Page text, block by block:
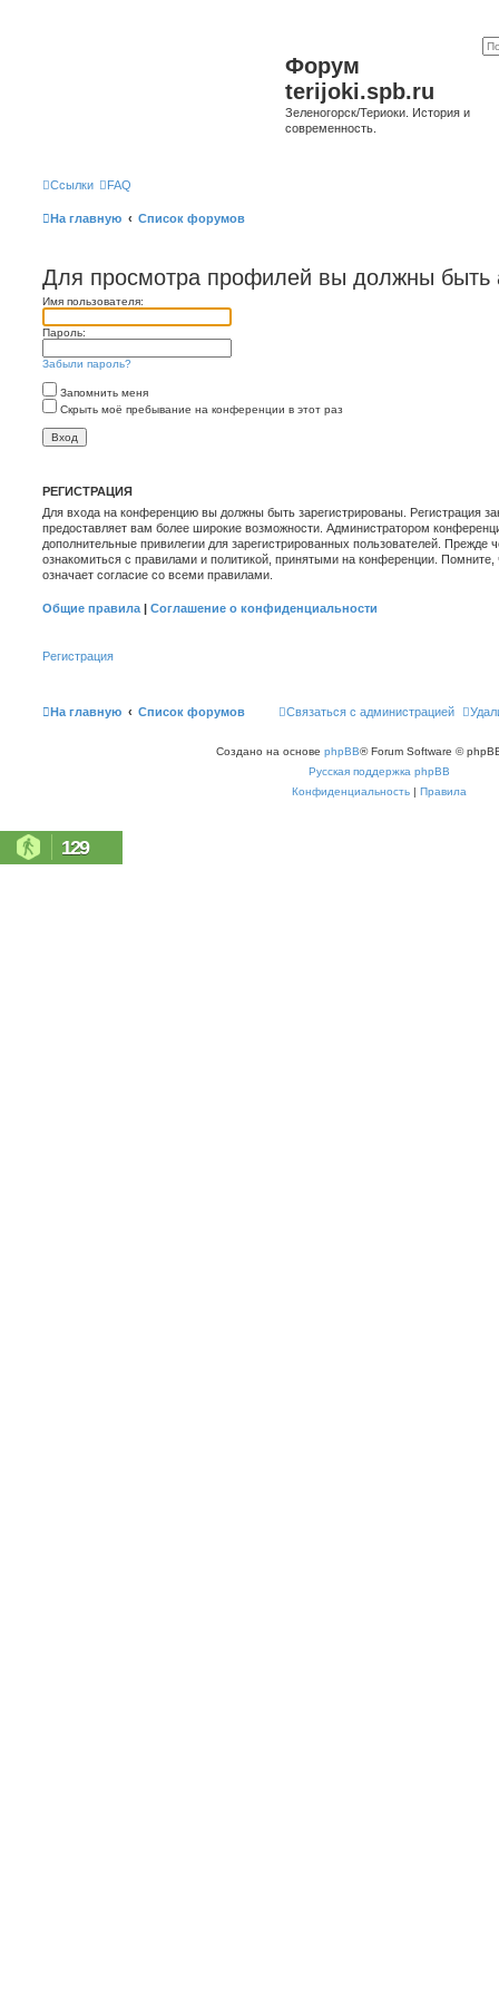
Форум
terijoki.spb.ru
Зеленогорск/Териоки. История и
современность.
Ссылки FAQ
На главную Список форумов
Для просмотра профилей вы должны быть
Имя пользователя:
Пароль:
Забыли пароль?
Запомнить меня
Скрыть моё пребывание на конференции в этот раз
РЕГИСТРАЦИЯ
Для входа на конференцию вы должны быть зарегистрированы. Регистрация
предоставляет вам более широкие возможности. Администратором
дополнительные привилегии для зарегистрированных пользователей. Прежде
ознакомиться с правилами и политикой, принятыми на конференции.
означает согласие со всеми правилами.
Общие правила | Соглашение о конфиденциальности
Регистрация
На главную Список форумов Связаться с администрацией
Создано на основе phpBB® Forum Software ©
Русская поддержка phpBB
Конфиденциальность | Правила
129